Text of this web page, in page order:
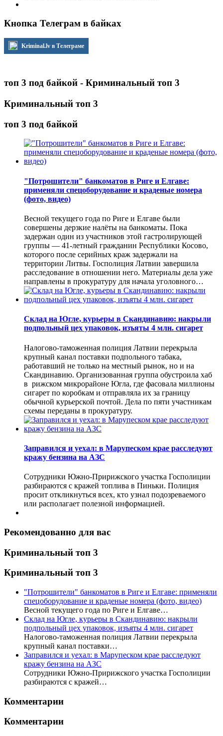
Кнопка Телеграм в байках
Kriminal.lv в Телеграме
топ 3 под байкой - Криминальный топ 3
Криминальный топ 3
топ 3 под байкой
"Потрошители" банкоматов в Риге и Елгаве:
применяли спецоборудование и краденые номера
(фото, видео)
Весной текущего года по Риге и Елгаве были
совершены дерзкие налёты на банкоматы. Пока
задержан один из участников этой гастролирующей
группы — 41-летный гражданин Республики Косово,
которого после серийных краж задержали на
территории Литвы. Госполиция Латвии завершила
расследование в отношении него. Материалы дела уже
направлены в прокуратуру для начала уголовного…
Склад на Югле, курьеры в Скандинавию: накрыли
подпольный цех упаковок, изъяты 4 млн. сигарет
Налогово-таможенная полиция Латвии перекрыла
крупный канал поставки подпольного табака,
работавший не только на местный рынок, но и на
Скандинавию. Организованная группа обустроила хаб
в рижском микрорайоне Югла, где фасовала миллионы
сигарет по коробкам и отправляла их за границу
обычной курьерской почтой. Дела по пяти участникам
схемы переданы в прокуратуру.
Заправился и уехал: в Марупеском крае расследуют
кражу бензина на АЗС
Сотрудники Южно-Пририжского участка Госполиции
разбираются с кражей топлива в Пиньки. Полиция
просит откликнуться всех, кто узнал подозреваемого
или располагает полезной информацией.
Рекомендованно для вас
Криминальный топ 3
Криминальный топ 3
"Потрошители" банкоматов в Риге и Елгаве: применяли
спецоборудование и краденые номера (фото, видео)
Весной текущего года по Риге и Елгаве…
Склад на Югле, курьеры в Скандинавию: накрыли
подпольный цех упаковок, изъяты 4 млн. сигарет
Налогово-таможенная полиция Латвии перекрыла
крупный канал поставки…
Заправился и уехал: в Марупеском крае расследуют
кражу бензина на АЗС
Сотрудники Южно-Пририжского участка Госполиции
разбираются с кражей…
Комментарии
Комментарии